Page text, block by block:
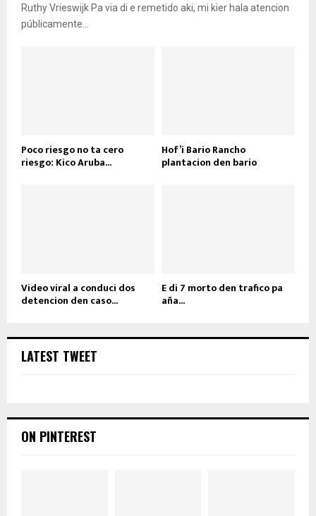
Ruthy Vrieswijk Pa via di e remetido aki, mi kier hala atencion
públicamente...
Poco riesgo no ta cero
riesgo: Kico Aruba...
Hof’i Bario Rancho
plantacion den bario
Video viral a conduci dos
detencion den caso...
E di 7 morto den trafico pa
aña...
LATEST TWEET
ON PINTEREST